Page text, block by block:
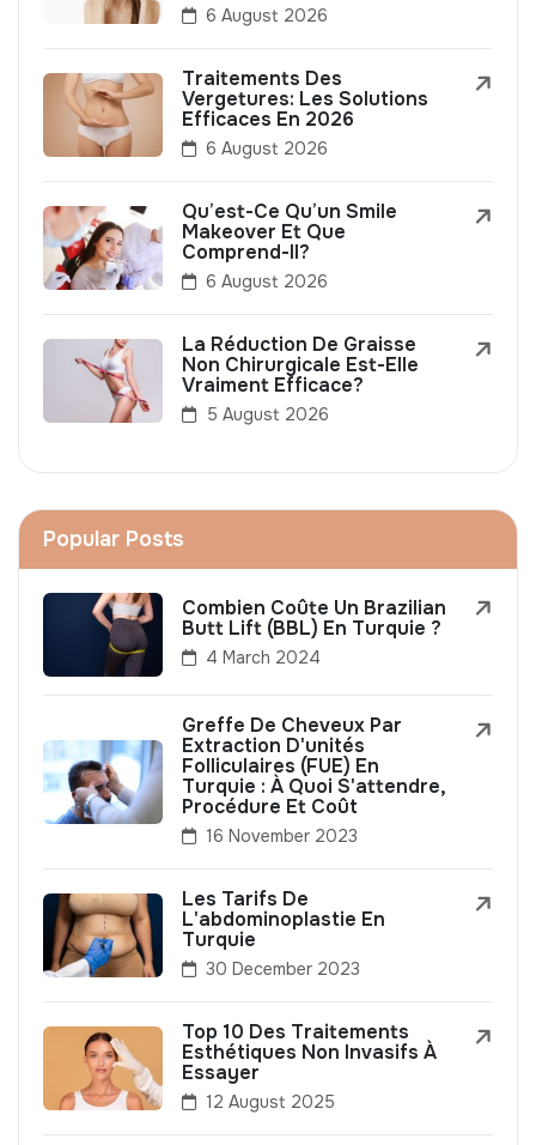
6 August 2026
Traitements Des
Vergetures: Les Solutions
Efficaces En 2026
6 August 2026
Qu’est-Ce Qu’un Smile
Makeover Et Que
Comprend-Il?
6 August 2026
La Réduction De Graisse
Non Chirurgicale Est-Elle
Vraiment Efficace?
5 August 2026
Popular Posts
Combien Coûte Un Brazilian
Butt Lift (BBL) En Turquie ?
4 March 2024
Greffe De Cheveux Par
Extraction D'unités
Folliculaires (FUE) En
Turquie : À Quoi S'attendre,
Procédure Et Coût
16 November 2023
Les Tarifs De
L'abdominoplastie En
Turquie
30 December 2023
Top 10 Des Traitements
Esthétiques Non Invasifs À
Essayer
12 August 2025